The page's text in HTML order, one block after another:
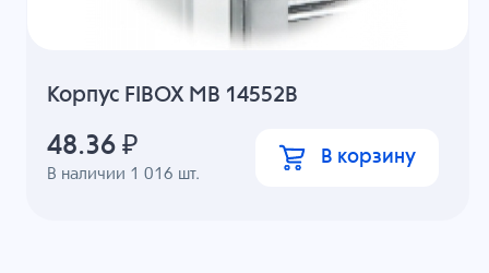
Корпус FIBOX MB 14552B
В наличии 1 016 шт.
48.36 ₽ В корзину